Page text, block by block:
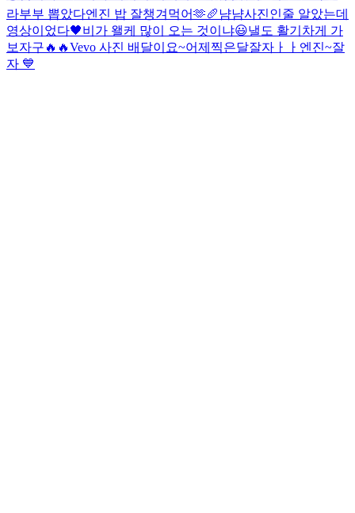
라부부 뽑았다엔진 밥 잘챙겨먹어🫶🥖냠냠사진인줄 알았는데
영상이었다🖤비가 왤케 많이 오는 것이냐😃낼도 활기차게 가
보자구🔥🔥Vevo 사진 배달이요~어제찍은달잘자ㅏㅏ엔진~잘
자 💙